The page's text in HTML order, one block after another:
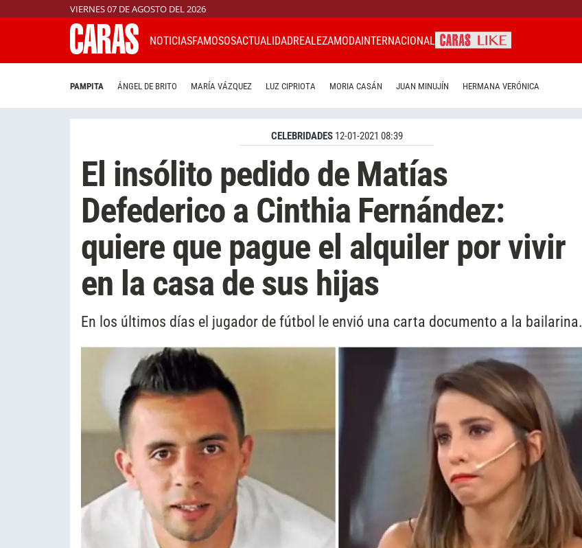
VIERNES 07 DE AGOSTO DEL 2026
NOTICIASFAMOSOSACTUALIDADREALEZAMODAINTERNACIONAL
PAMPITA ÁNGEL DE BRITO MARÍA VÁZQUEZ LUZ CIPRIOTA MORIA CASÁN JUAN MINUJÍN HERMANA VERÓNICA
CELEBRIDADES 12-01-2021 08:39
El insólito pedido de Matías
Defederico a Cinthia Fernández:
quiere que pague el alquiler por vivir
en la casa de sus hijas
En los últimos días el jugador de fútbol le envió una carta documento a la bailarina.